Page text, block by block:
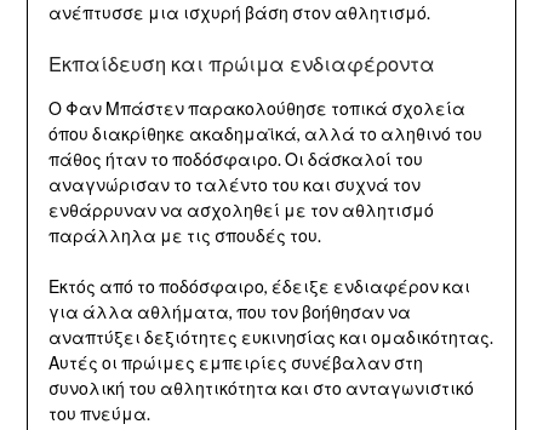
ανέπτυσσε μια ισχυρή βάση στον αθλητισμό.
Εκπαίδευση και πρώιμα ενδιαφέροντα
Ο Φαν Μπάστεν παρακολούθησε τοπικά σχολεία
όπου διακρίθηκε ακαδημαϊκά, αλλά το αληθινό του
πάθος ήταν το ποδόσφαιρο. Οι δάσκαλοί του
αναγνώρισαν το ταλέντο του και συχνά τον
ενθάρρυναν να ασχοληθεί με τον αθλητισμό
παράλληλα με τις σπουδές του.
Εκτός από το ποδόσφαιρο, έδειξε ενδιαφέρον και
για άλλα αθλήματα, που τον βοήθησαν να
αναπτύξει δεξιότητες ευκινησίας και ομαδικότητας.
Αυτές οι πρώιμες εμπειρίες συνέβαλαν στη
συνολική του αθλητικότητα και στο ανταγωνιστικό
του πνεύμα.